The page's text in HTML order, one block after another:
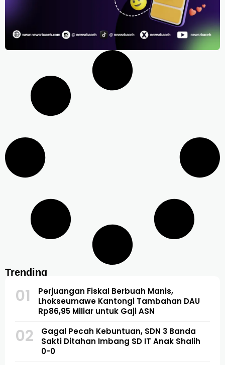
Trending
01
Perjuangan Fiskal Berbuah Manis,
Lhokseumawe Kantongi Tambahan DAU
Rp86,95 Miliar untuk Gaji ASN
02
Gagal Pecah Kebuntuan, SDN 3 Banda
Sakti Ditahan Imbang SD IT Anak Shalih
0-0